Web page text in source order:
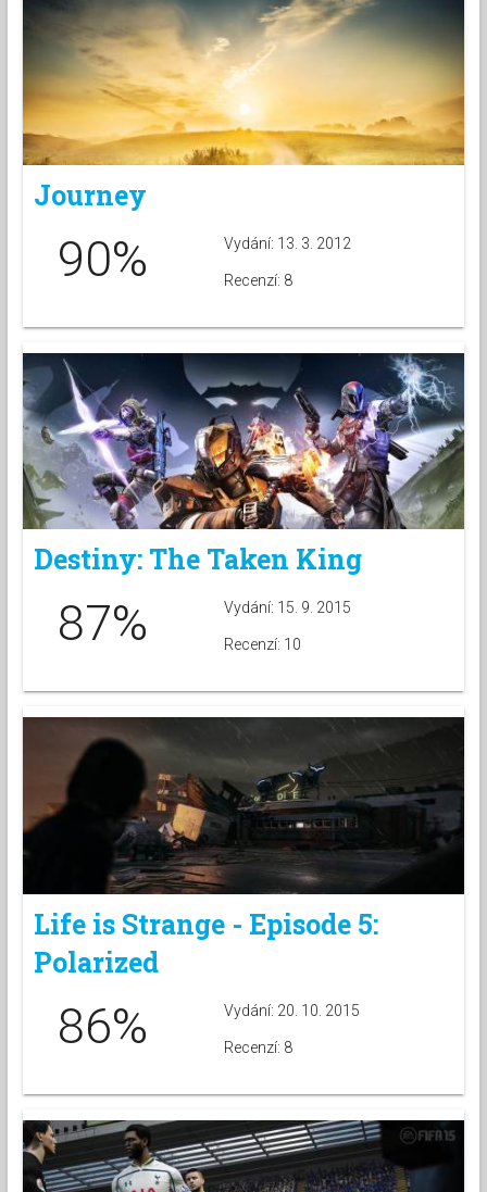
Journey
90% Vydání: 13. 3. 2012
Recenzí: 8
Destiny: The Taken King
87% Vydání: 15. 9. 2015
Recenzí: 10
Life is Strange - Episode 5:
Polarized
86% Vydání: 20. 10. 2015
Recenzí: 8